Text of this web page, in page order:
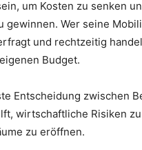
um Kosten zu senken
gewinnen. Wer seine
und rechtzeitig
Budget.
Entscheidung zwischen
wirtschaftliche Risiken
zu eröffnen.